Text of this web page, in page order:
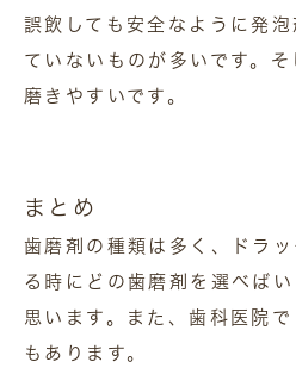
誤飲しても安全なように発
ていないものが多いです。
磨きやすいです。
まとめ
歯磨剤の種類は多く、ドラ
る時にどの歯磨剤を選べば
思います。また、歯科医院
もあります。